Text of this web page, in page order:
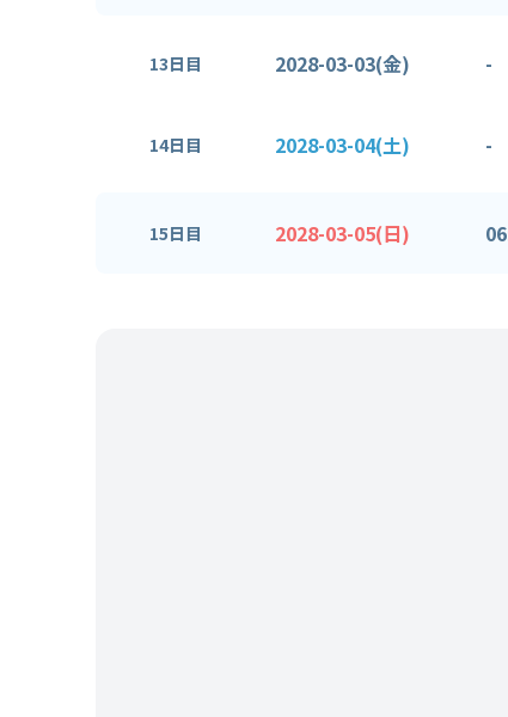
13日目 2028-03-03(金) -
14日目 2028-03-04(土) -
15日目 2028-03-05(日)